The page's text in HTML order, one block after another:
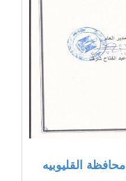
القليوبيه